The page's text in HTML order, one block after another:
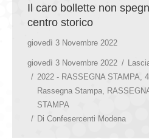
Il caro bollette non
centro storico
giovedì 3 Novembre 2022
giovedì 3 Novembre 2022
2022 - RASSEGNA STAMPA,
Rassegna Stampa,
STAMPA
Di Confesercenti Modena